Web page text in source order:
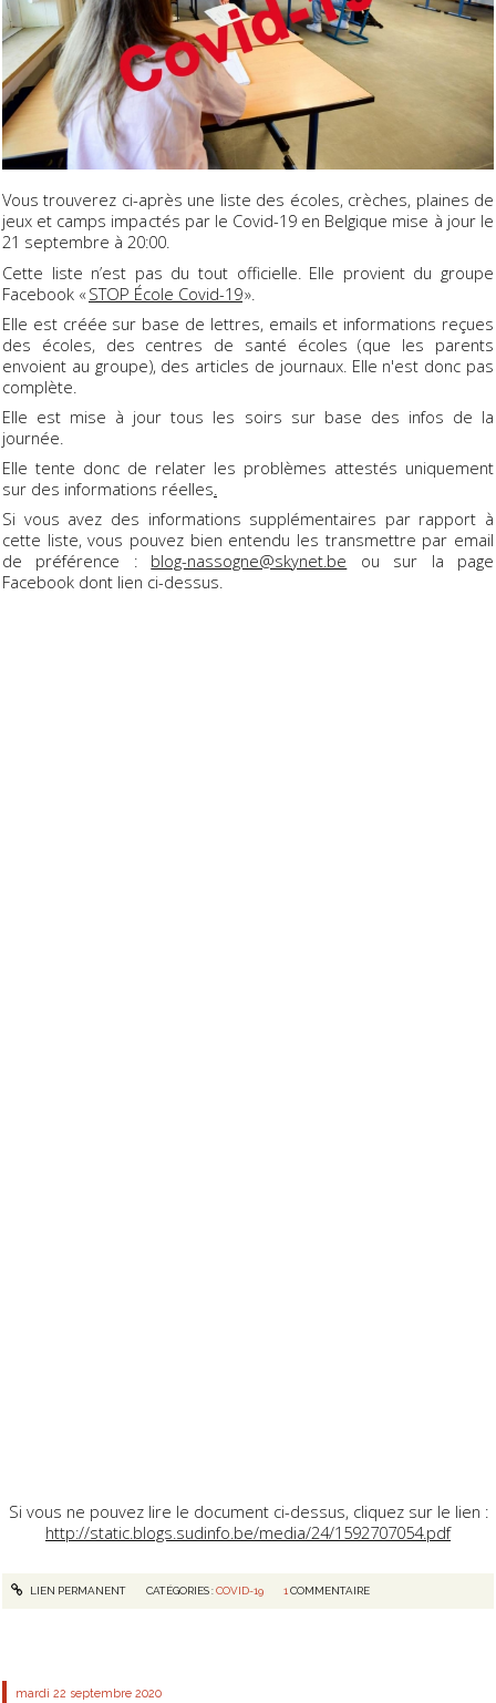
Vous trouverez ci-après une liste des écoles, crèches, plaines de
jeux et camps impactés par le Covid-19 en Belgique mise à jour le
21 septembre à 20:00.
Cette liste n’est pas du tout officielle. Elle provient du groupe
Facebook « STOP École Covid-19».
Elle est créée sur base de lettres, emails et informations reçues
des écoles, des centres de santé écoles (que les parents
envoient au groupe), des articles de journaux. Elle n'est donc pas
complète.
Elle est mise à jour tous les soirs sur base des infos de la
journée.
Elle tente donc de relater les problèmes attestés uniquement
sur des informations réelles
Si vous avez des informations supplémentaires par rapport à
cette liste, vous pouvez bien entendu les transmettre par email
de préférence : blog-nassogne@skynet.be ou sur la page
Facebook dont lien ci-dessus.
Si vous ne pouvez lire le document ci-dessus, cliquez sur le lien :
http://static.blogs.sudinfo.be/media/24/1592707054.pdf
LIEN PERMANENT CATÉGORIES :COVID-19 1 COMMENTAIRE
mardi 22 septembre 2020